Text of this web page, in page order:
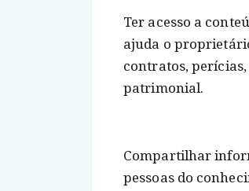
Ter acesso a
ajuda o
contratos,
patrimonial.
Compartilhar
pessoas do